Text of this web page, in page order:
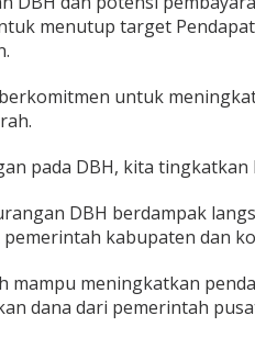
menutup target
untuk
pada DBH, kita tingkatkan
DBH berdampak
kabupaten dan
mampu meningkatkan
dana dari pemerintah